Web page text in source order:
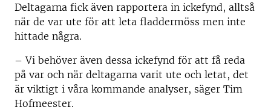
Deltagarna fick även rapportera in ickefynd, alltså
när de var ute för att leta fladdermöss men inte
hittade några.
– Vi behöver även dessa ickefynd för att få reda
på var och när deltagarna varit ute och letat, det
är viktigt i våra kommande analyser, säger Tim
Hofmeester.